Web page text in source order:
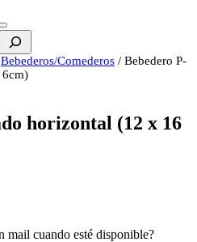
Bebederos/Comederos / Bebedero P-
horizontal (12 x 16
mail cuando esté disponible?